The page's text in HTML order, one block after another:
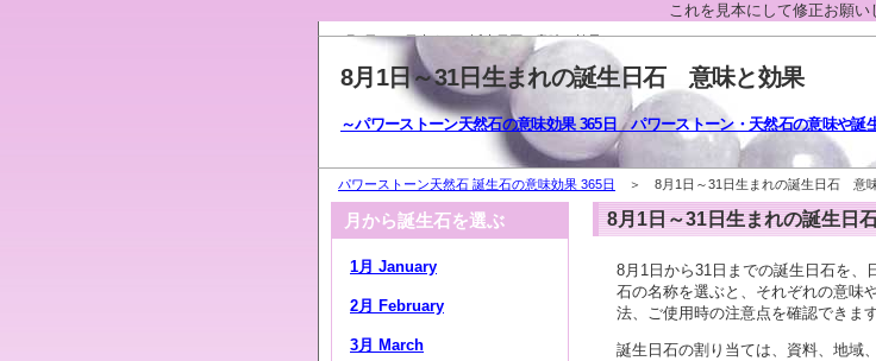
これを見本にして修正お願い
8月1日～31日生まれの誕生日石 意味と効果
8月1日～31日生まれの誕生日石 意味と効果
～パワーストーン天然石の意味効果 365日 パワーストーン・天然石の意味や誕
パワーストーン天然石 誕生石の意味効果 365日 ＞ 8月1日～31日生まれの誕生日石 意
月から誕生石を選ぶ
1月 January
2月 February
3月 March
8月1日～31日生まれの誕生日
8月1日から31日までの誕生日石を、
石の名称を選ぶと、それぞれの意味
法、ご使用時の注意点を確認できます
誕生日石の割り当ては、資料、地域